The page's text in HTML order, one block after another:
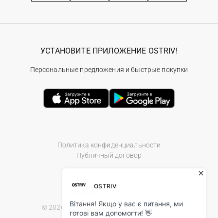
Политика конфиденциальности
Публичный договор
© 2026 Ostriv.ua Store. All Rights Reserved.
УСТАНОВИТЕ ПРИЛОЖЕНИЕ OSTRIV!
Персональные предложения и быстрые покупки